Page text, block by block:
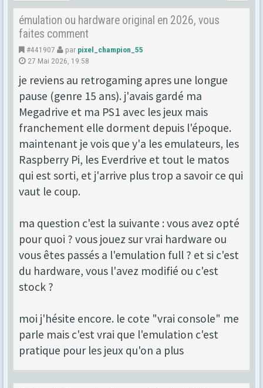
émulation ou hardware original en 2026, vous
faites comment
#441907 par pixel_champion_55
27 Mai 2026, 19:58
je reviens au retrogaming apres une longue
pause (genre 15 ans). j'avais gardé ma
Megadrive et ma PS1 avec les jeux mais
franchement elle dorment depuis l'époque.
maintenant je vois que y'a les emulateurs, les
Raspberry Pi, les Everdrive et tout le matos
qui est sorti, et j'arrive plus trop a savoir ce qui
vaut le coup.
ma question c'est la suivante : vous avez opté
pour quoi ? vous jouez sur vrai hardware ou
vous êtes passés a l'emulation full ? et si c'est
du hardware, vous l'avez modifié ou c'est
stock ?
moi j'hésite encore. le cote "vrai console" me
parle mais c'est vrai que l'emulation c'est
pratique pour les jeux qu'on a plus